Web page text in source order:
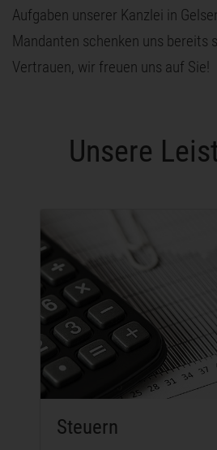
Aufgaben unserer Kanzlei in
Mandanten schenken uns bereits
Vertrauen, wir freuen uns auf Sie!
Unsere
Steuern